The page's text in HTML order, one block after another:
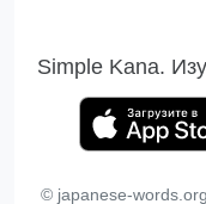
Simple Kana.
© japanese-